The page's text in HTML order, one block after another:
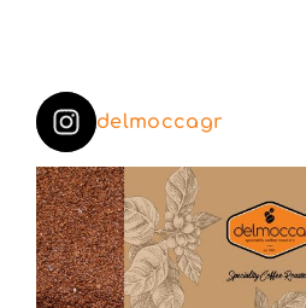
delmoccagr